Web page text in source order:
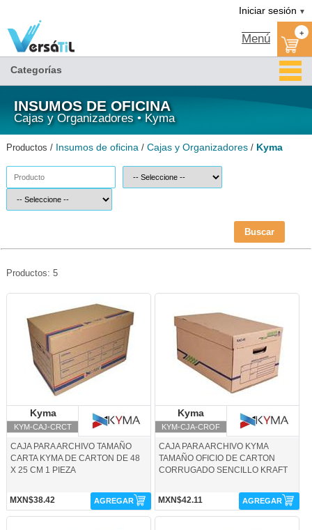
Iniciar sesión ▼
Menú +
Categorías
INSUMOS DE OFICINA
Cajas y Organizadores • Kyma
Productos / Insumos de oficina / Cajas y Organizadores / Kyma
Buscar
Productos: 5
Kyma
KYM-CAJ-CRCT
Kyma
CAJA PARA ARCHIVO TAMAÑO
CARTA KYMA DE CARTON DE 48
X 25 CM 1 PIEZA
MXN$38.42 AGREGAR
Kyma
KYM-CJA-CROF
Kyma
CAJA PARA ARCHIVO KYMA
TAMAÑO OFICIO DE CARTON
CORRUGADO SENCILLO KRAFT
MXN$42.11 AGREGAR